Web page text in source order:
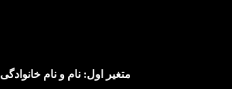
متغیر اول: نام و نام خانوادگی